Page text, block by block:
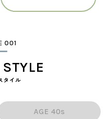
001
タイル
AGE 40s